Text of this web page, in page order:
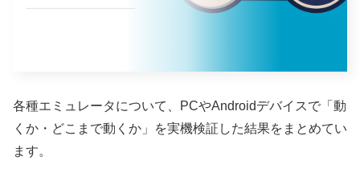
各種エミュレータについて、PCやAndroidデバイスで「動
くか・どこまで動くか」を実機検証した結果をまとめてい
ます。